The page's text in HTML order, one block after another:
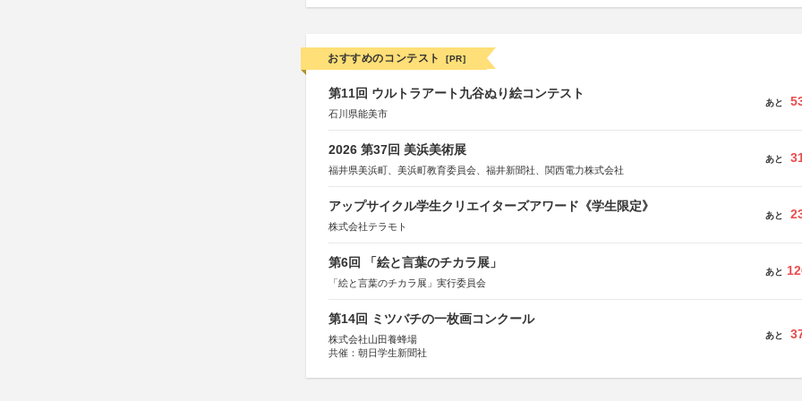
おすすめのコンテスト [PR]
第11回 ウルトラアート九谷ぬり絵コンテスト
石川県能美市
あと
2026 第37回 美浜美術展
福井県美浜町、美浜町教育委員会、福井新聞社、関西電力株式会社
あと
アップサイクル学生クリエイターズアワード《学生限定》
株式会社テラモト
あと
第6回 「絵と言葉のチカラ展」
「絵と言葉のチカラ展」実行委員会
あと
第14回 ミツバチの一枚画コンクール
株式会社山田養蜂場
共催：朝日学生新聞社
あと